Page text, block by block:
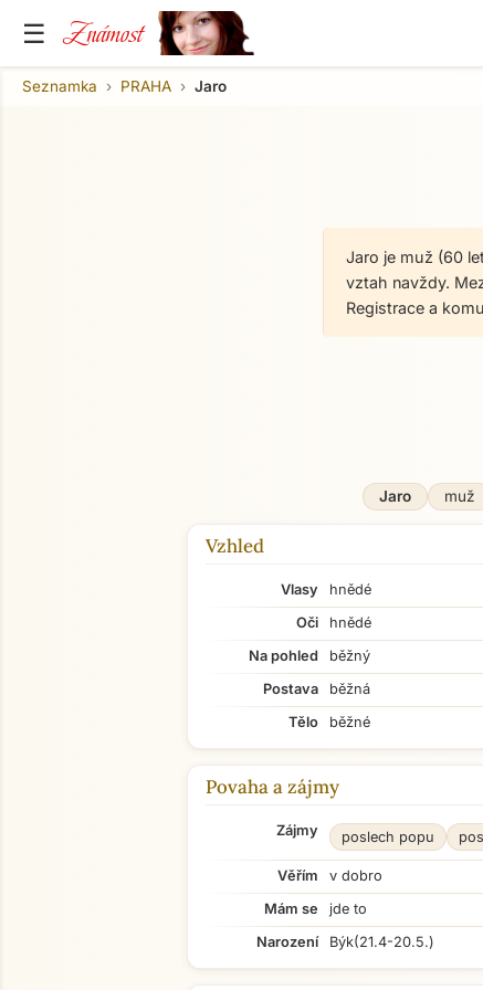
☰ Známost
Seznamka PRAHA Jaro
Jaro je muž (60
vztah navždy.
Registrace a
O
Jaro muž
Vzhled
Vlasy
hnědé
Oči
hnědé
Na pohled
běžný
Postava
běžná
Tělo
běžné
Povaha a zájmy
Zájmy poslech popu
Věřím
v dobro
Mám se
jde to
Narození
Býk(21.4-20.5.)